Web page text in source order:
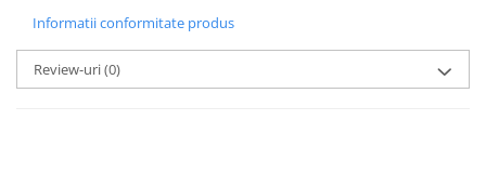
Informatii conformitate produs
Review-uri(0)